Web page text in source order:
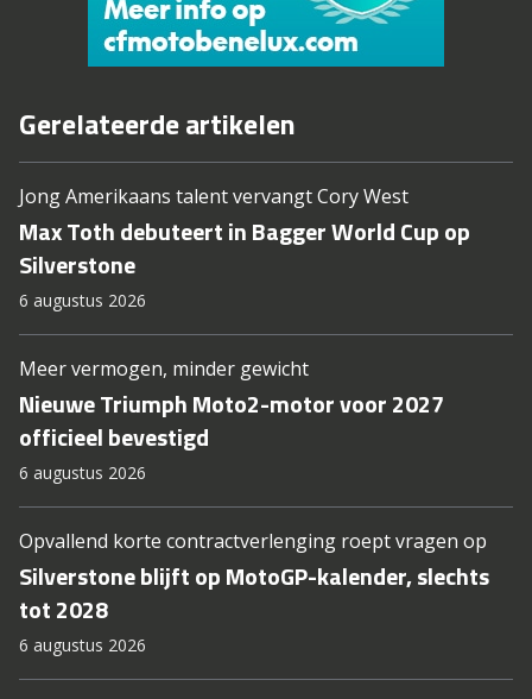
Gerelateerde artikelen
Jong Amerikaans talent vervangt Cory West
Max Toth debuteert in Bagger World Cup op
Silverstone
6 augustus 2026
Meer vermogen, minder gewicht
Nieuwe Triumph Moto2-motor voor 2027
officieel bevestigd
6 augustus 2026
Opvallend korte contractverlenging roept vragen op
Silverstone blijft op MotoGP-kalender, slechts
tot 2028
6 augustus 2026